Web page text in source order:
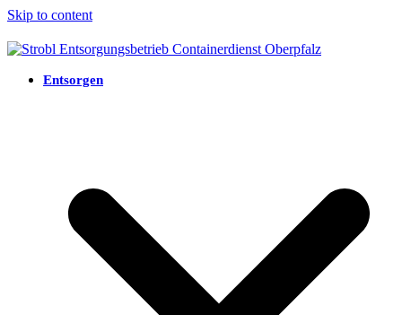
Skip to content
Entsorgen